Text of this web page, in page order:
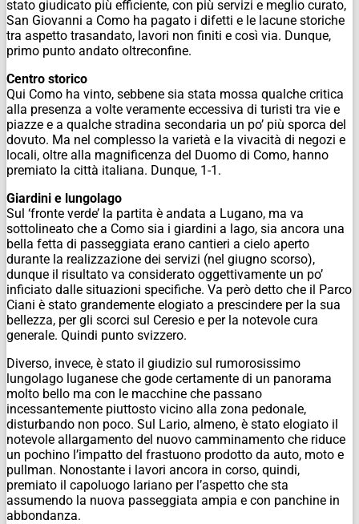
stato giudicato più efficiente, con più servizi e meglio curato,
San Giovanni a Como ha pagato i difetti e le lacune storiche
tra aspetto trasandato, lavori non finiti e così via. Dunque,
primo punto andato oltreconfine.
Centro storico
Qui Como ha vinto, sebbene sia stata mossa qualche critica
alla presenza a volte veramente eccessiva di turisti tra vie e
piazze e a qualche stradina secondaria un po’ più sporca del
dovuto. Ma nel complesso la varietà e la vivacità di negozi e
locali, oltre alla magnificenza del Duomo di Como, hanno
premiato la città italiana. Dunque, 1-1.
Giardini e lungolago
Sul ‘fronte verde’ la partita è andata a Lugano, ma va
sottolineato che a Como sia i giardini a lago, sia ancora una
bella fetta di passeggiata erano cantieri a cielo aperto
durante la realizzazione dei servizi (nel giugno scorso),
dunque il risultato va considerato oggettivamente un po’
inficiato dalle situazioni specifiche. Va però detto che il Parco
Ciani è stato grandemente elogiato a prescindere per la sua
bellezza, per gli scorci sul Ceresio e per la notevole cura
generale. Quindi punto svizzero.
Diverso, invece, è stato il giudizio sul rumorosissimo
lungolago luganese che gode certamente di un panorama
molto bello ma con le macchine che passano
incessantemente piuttosto vicino alla zona pedonale,
disturbando non poco. Sul Lario, almeno, è stato elogiato il
notevole allargamento del nuovo camminamento che riduce
un pochino l’impatto del frastuono prodotto da auto, moto e
pullman. Nonostante i lavori ancora in corso, quindi,
premiato il capoluogo lariano per l’aspetto che sta
assumendo la nuova passeggiata ampia e con panchine in
abbondanza.